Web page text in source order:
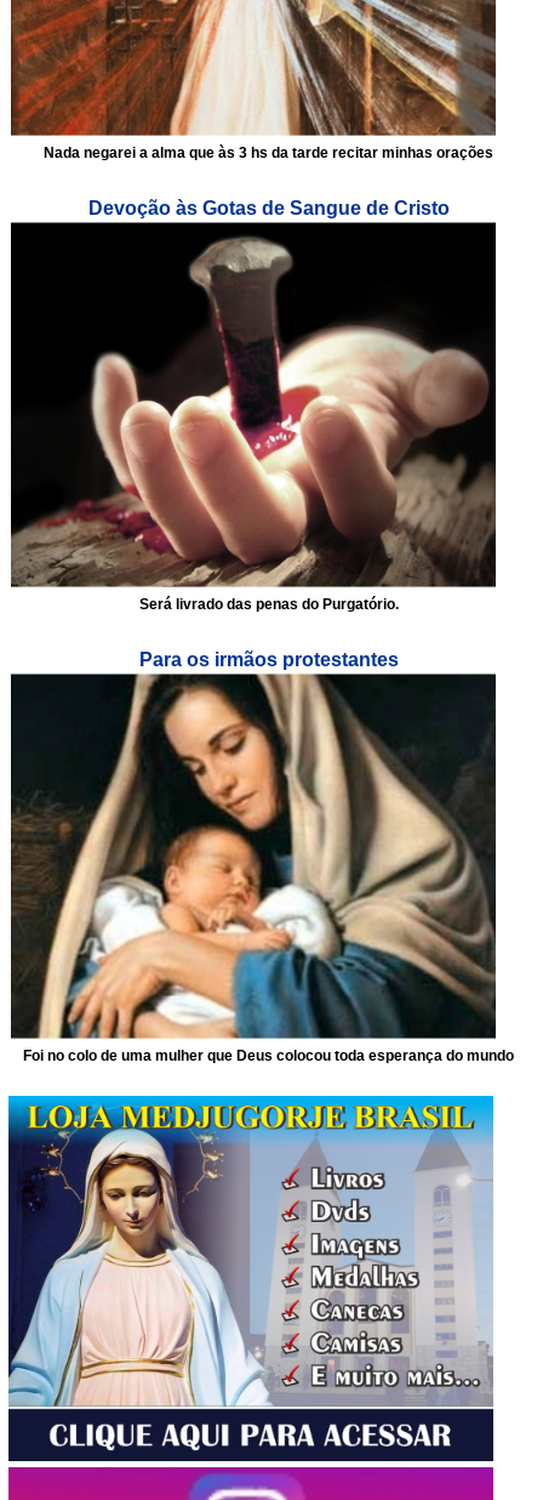
Nada negarei a alma que às 3 hs da tarde recitar minhas orações
Devoção às Gotas de Sangue de Cristo
Será livrado das penas do Purgatório.
Para os irmãos protestantes
Foi no colo de uma mulher que Deus colocou toda esperança do mundo